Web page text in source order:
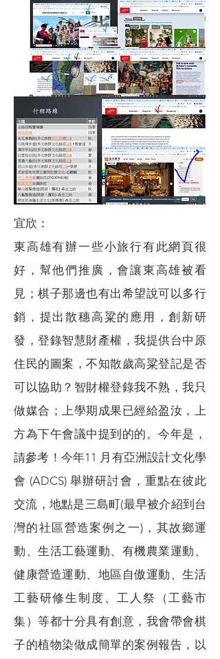
宜欣：
東高雄有辦一些小旅行有此網頁很
好，幫他們推廣，會讓東高雄被看
見；棋子那邊也有出希望說可以多行
銷，提出散穗高粱的應用，創新研
發，登錄智慧財產權，我提供台中原
住民的圖案，不知散歲高粱登記是否
可以協助？智財權登錄我不熟，我只
做媒合；上學期成果已經給盈汝，上
方為下午會議中提到的的。今年是，
請參考！今年11 月有亞洲設計文化學
會 (ADCS) 舉辦研討會，重點在彼此
交流，地點是三島町(最早被介紹到台
灣的社區營造案例之一)，其故鄉運
動、生活工藝運動、有機農業運動、
健康營造運動、地區自傲運動、生活
工藝研修生制度、工人祭（工藝市
集）等都十分具有創意，我會帶會棋
子的植物染做成簡單的案例報告，以